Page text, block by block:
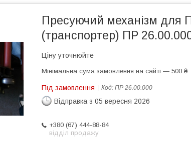
Пресуючий механізм для
(транспортер) ПР
Ціну уточнюйте
Мінімальна сума замовлення на сайті — 500 ₴
Під замовлення Код: ПР 26.00.000
Відправка з 05 вересня 2026
+380 (67) 444-88-84
відділ продажу